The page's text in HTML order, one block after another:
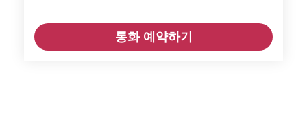
통화 예약하기